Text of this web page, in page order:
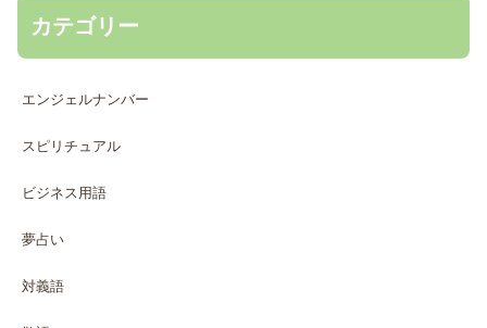
カテゴリー
エンジェルナンバー
スピリチュアル
ビジネス用語
夢占い
対義語